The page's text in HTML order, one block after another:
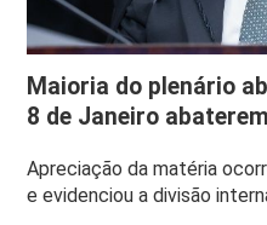
Maioria do plenário
8 de Janeiro
Apreciação da matéria
e evidenciou a divisão